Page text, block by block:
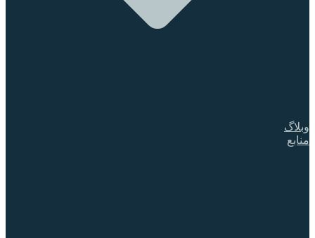
وبلاگ
منابع